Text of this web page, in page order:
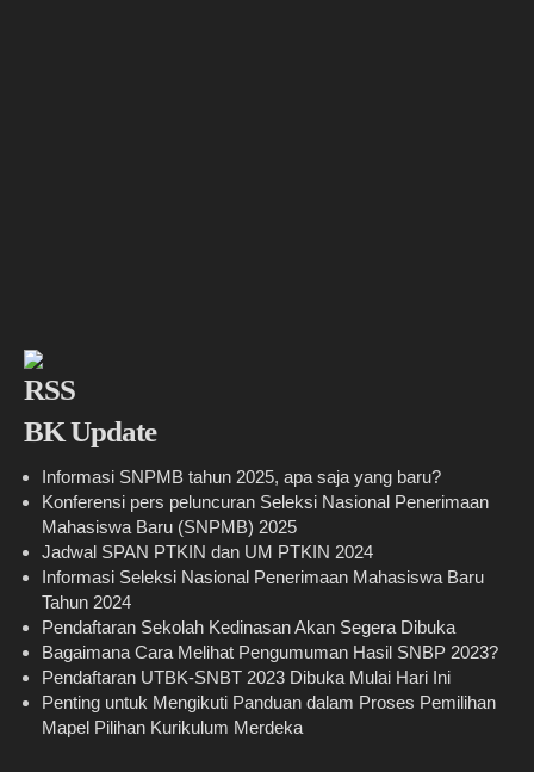
BK Update
Informasi SNPMB tahun 2025, apa saja yang baru?
Konferensi pers peluncuran Seleksi Nasional Penerimaan
Mahasiswa Baru (SNPMB) 2025
Jadwal SPAN PTKIN dan UM PTKIN 2024
Informasi Seleksi Nasional Penerimaan Mahasiswa Baru
Tahun 2024
Pendaftaran Sekolah Kedinasan Akan Segera Dibuka
Bagaimana Cara Melihat Pengumuman Hasil SNBP 2023?
Pendaftaran UTBK-SNBT 2023 Dibuka Mulai Hari Ini
Penting untuk Mengikuti Panduan dalam Proses Pemilihan
Mapel Pilihan Kurikulum Merdeka